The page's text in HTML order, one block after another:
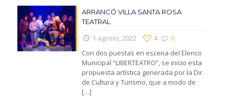
ARRANCÓ VILLA SANTA ROSA
TEATRAL
1 agosto, 2022 0
4
Con dos puestas en escena del Elenco
Municipal “LIBERTEATRO”, se inicio esta
propuesta artística generada por la Dir.
de Cultura y Turismo, que a modo de
[…]